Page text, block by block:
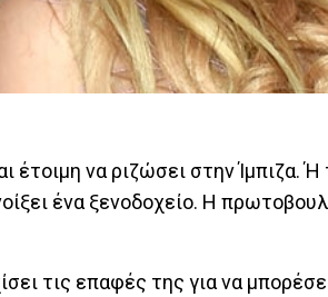
έτοιμη να ριζώσει στην
ένα ξενοδοχείο. Η
τις επαφές της για να